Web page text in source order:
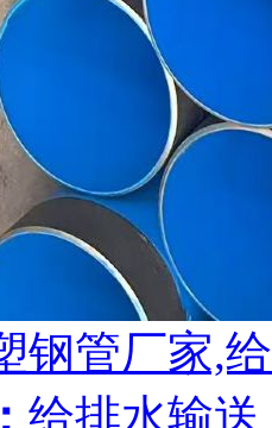
钢管厂家,
给排水输送